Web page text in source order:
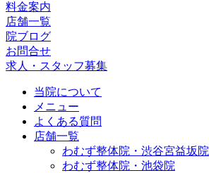
料金案内
店舗一覧
院ブログ
お問合せ
求人・スタッフ募集
当院について
メニュー
よくある質問
店舗一覧
わむず整体院・渋谷宮益坂院
わむず整体院・池袋院